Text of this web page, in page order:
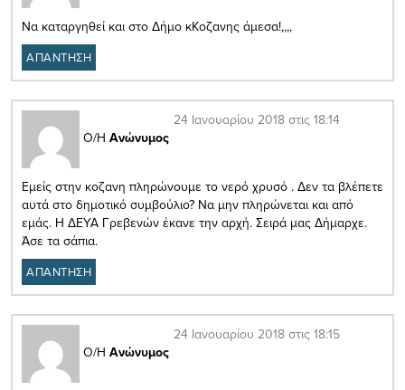
Να καταργηθεί και στο Δήμο κΚοζανης άμεσα!,,,,
ΑΠΑΝΤΗΣΗ
Ο/Η Ανώνυμος
24 Ιανουαρίου 2018 στις 18:14
Εμείς στην κοζανη πληρώνουμε το νερό χρυσό . Δεν τα βλέπετε
αυτά στο δημοτικό συμβούλιο? Να μην πληρώνεται και από
εμάς. Η ΔΕΥΑ Γρεβενών έκανε την αρχή. Σειρά μας Δήμαρχε.
Άσε τα σάπια.
ΑΠΑΝΤΗΣΗ
Ο/Η Ανώνυμος
24 Ιανουαρίου 2018 στις 18:15